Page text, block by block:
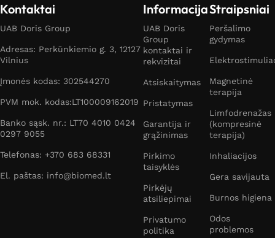
Kontaktai
UAB Doris Group
Adresas: Perkūnkiemio g. 3, 12127
Vilnius
Įmonės kodas: 302544270
PVM mok. kodas:LT100009162019
Banko sąsk. nr.: LT70 4010 0424
0297 9055
Telefonas: +370 683 68331
El. paštas: info@biomed.lt
Informacija
UAB Doris
Group
kontaktai ir
rekvizitai
Atsiskaitymas
Pristatymas
Garantija ir
grąžinimas
Pirkimo
taisyklės
Pirkėjų
atsiliepimai
Privatumo
politika
Straipsniai
Peršalimo
gydymas
Magnetinė
terapija
Limfodrenažas
(kompresinė
terapija)
Inhaliacijos
Gera savijauta
Burnos higiena
Odos
problemos